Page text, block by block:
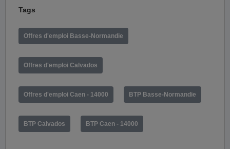
Tags
Offres d'emploi Basse-Normandie
Offres d'emploi Calvados
Offres d'emploi Caen - 14000 BTP Basse-Normandie
BTP Calvados BTP Caen - 14000